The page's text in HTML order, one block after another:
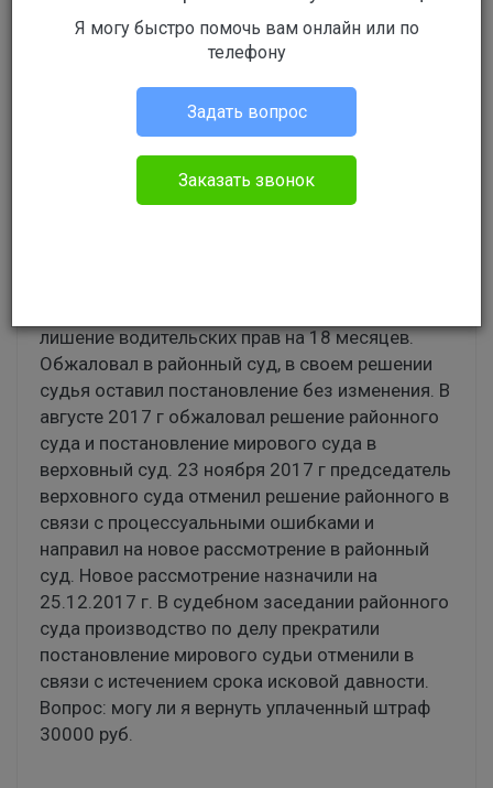
Административное право
лишение водительских прав на 18 месяцев.
Обжаловал в районный суд, в своем решении
судья оставил постановление без изменения. В
августе 2017 г обжаловал решение районного
суда и постановление мирового суда в
верховный суд. 23 ноября 2017 г председатель
верховного суда отменил решение районного в
связи с процессуальными ошибками и
направил на новое рассмотрение в районный
суд. Новое рассмотрение назначили на
25.12.2017 г. В судебном заседании районного
суда производство по делу прекратили
постановление мирового судьи отменили в
связи с истечением срока исковой давности.
Вопрос: могу ли я вернуть уплаченный штраф
30000 руб.
Я могу быстро помочь вам онлайн или по
телефону
Задать вопрос
Заказать звонок